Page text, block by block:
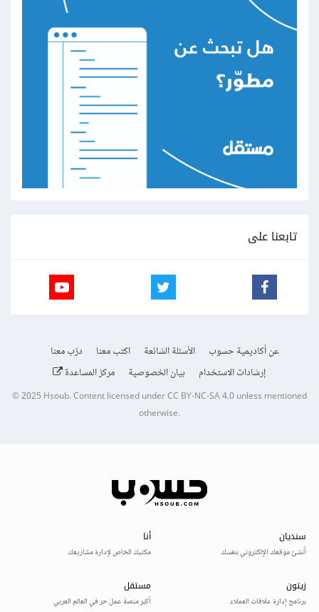
تابعنا على
عن أكاديمية حسوب الأسئلة الشائعة اكتب معنا
درّب معنا
إرشادات الاستخدام
بيان الخصوصية مركز المساعدة
© 2025Hsoub.Content licensed underCC BY-NC-SA 4.0unless mentioned
otherwise.